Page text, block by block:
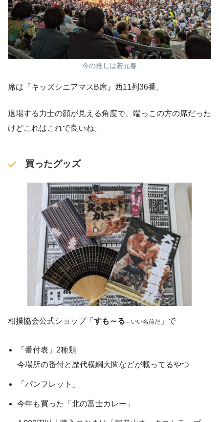
今の推しは若元春
席は『キッズシニアマスB席』西11列36番。
退場する力士の顔が見える角度で、端っこの方の席だった
けどこれはこれで良いね。
買ったグッズ
相撲協会公式ショップ「 すも～る ←いい名前だ 」で
「番付表」2種類
今場所の番付と歴代横綱大関などが載ってるやつ
「パンフレット」
今年も買った「北の富士カレー」